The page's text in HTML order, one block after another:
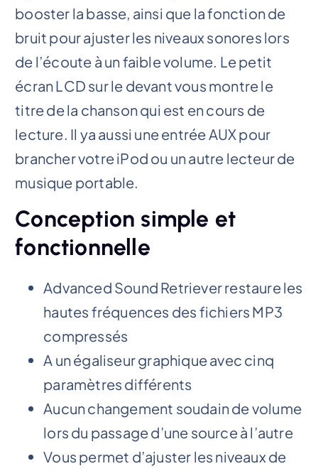
booster la basse, ainsi que la fonction de
bruit pour ajuster les niveaux sonores lors
de l’écoute à un faible volume. Le petit
écran LCD sur le devant vous montre le
titre de la chanson qui est en cours de
lecture. Il ya aussi une entrée AUX pour
brancher votre iPod ou un autre lecteur de
musique portable.
Conception simple et
fonctionnelle
Advanced Sound Retriever restaure les
hautes fréquences des fichiers MP3
compressés
A un égaliseur graphique avec cinq
paramètres différents
Aucun changement soudain de volume
lors du passage d’une source à l’autre
Vous permet d’ajuster les niveaux de